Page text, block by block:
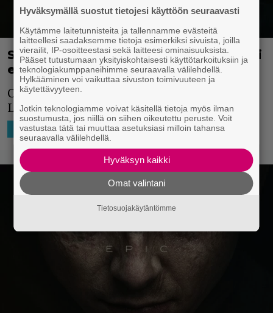
Scifi-mammutti Dyynin kolmas osa sai
eeppisen trailerinsa
Onko tässä vuoden paras elokuva?
Luultavasti.
HOLLYWOOD 17.3.2026 18:44 Niko Ikonen
Hyväksymällä suostut tietojesi käyttöön seuraavasti
Käytämme laitetunnisteita ja tallennamme evästeitä
laitteellesi saadaksemme tietoja esimerkiksi sivuista, joilla
vierailit, IP-osoitteestasi sekä laitteesi ominaisuuksista.
Pääset tutustumaan yksityiskohtaisesti käyttötarkoituksiin ja
teknologiakumppaneihimme seuraavalla välilehdellä.
Hylkääminen voi vaikuttaa sivuston toimivuuteen ja
käytettävyyteen.
Jotkin teknologiamme voivat käsitellä tietoja myös ilman
suostumusta, jos niillä on siihen oikeutettu peruste. Voit
vastustaa tätä tai muuttaa asetuksiasi milloin tahansa
seuraavalla välilehdellä.
Hyväksyn kaikki
Omat valintani
Tietosuojakäytäntömme